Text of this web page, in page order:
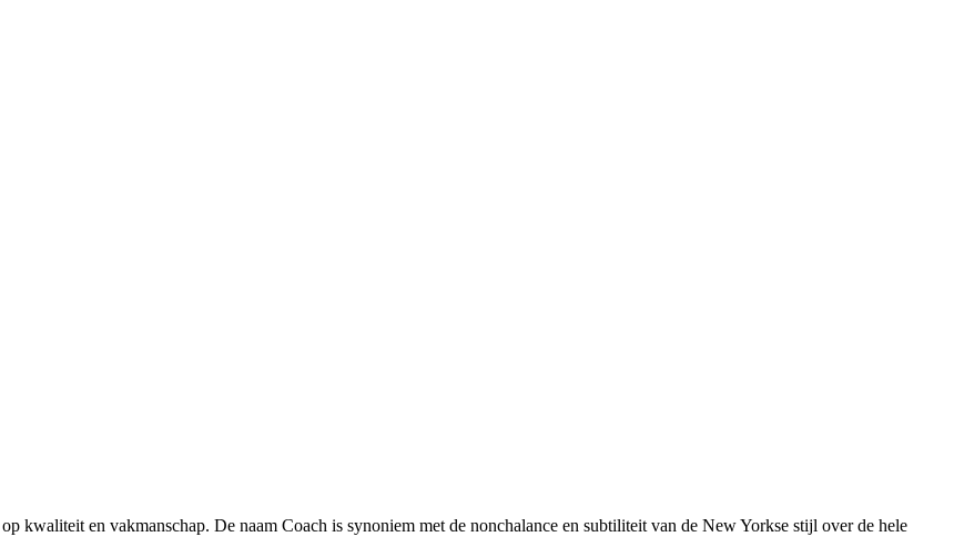
kwaliteit en vakmanschap. De naam Coach is synoniem met de nonchalance en subtiliteit van de New Yorkse stijl over de hele